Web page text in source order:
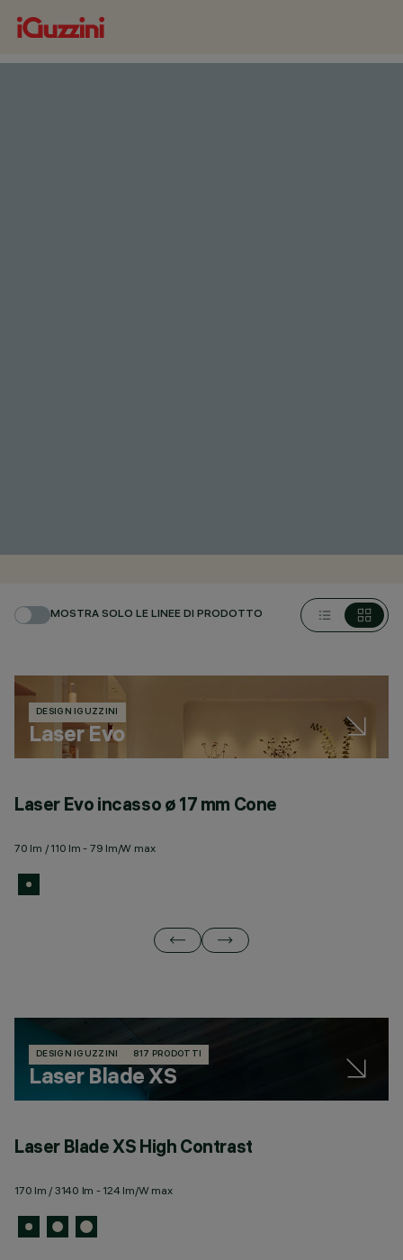
MOSTRA SOLO LE LINEE DI PRODOTTO
DESIGN IGUZZINI
Laser Evo
Laser Evo incasso ø 17 mm Cone
70 lm / 110 lm - 79 lm/W max
DESIGN IGUZZINI 817 PRODOTTI
Laser Blade XS
Laser Blade XS High Contrast
170 lm / 3140 lm - 124 lm/W max